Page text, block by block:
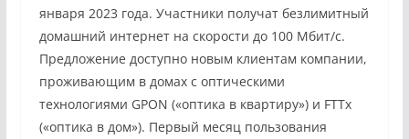
января 2023 года. Участники получат безлимитный
домашний интернет на скорости до 100 Мбит/с.
Предложение доступно новым клиентам компании,
проживающим в домах с оптическими
технологиями GPON («оптика в квартиру») и FTTx
(«оптика в дом»). Первый месяц пользования